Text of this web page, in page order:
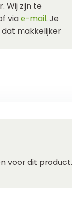
Wij zijn te
viae-mail. Je
makkelijker
voor dit product.